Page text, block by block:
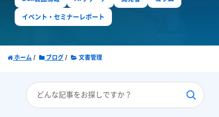
イベント・セミナーレポート
ホーム ブログ 文書管理